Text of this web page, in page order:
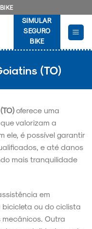
SIMULAR
SEGURO
BIKE
(TO)
oferece uma
valorizam a
ele, é possível garantir
e até danos
mais tranquilidade
em
ou do ciclista
Outra